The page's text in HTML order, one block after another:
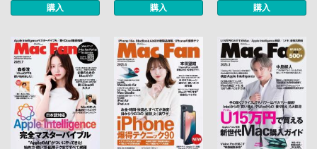
購入 購入 購入